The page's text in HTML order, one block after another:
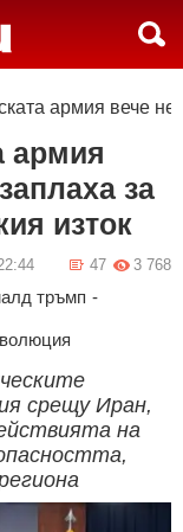
армия вече
армия
за
изток
3 768
47
тръмп -
срещу Иран,
на